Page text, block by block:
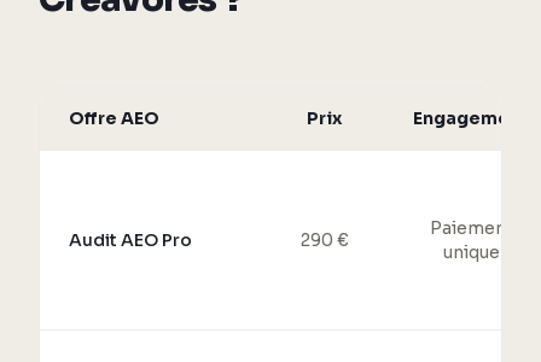
Offre AEO Prix Engagement
Audit AEO Pro 290 €
Paiement
unique